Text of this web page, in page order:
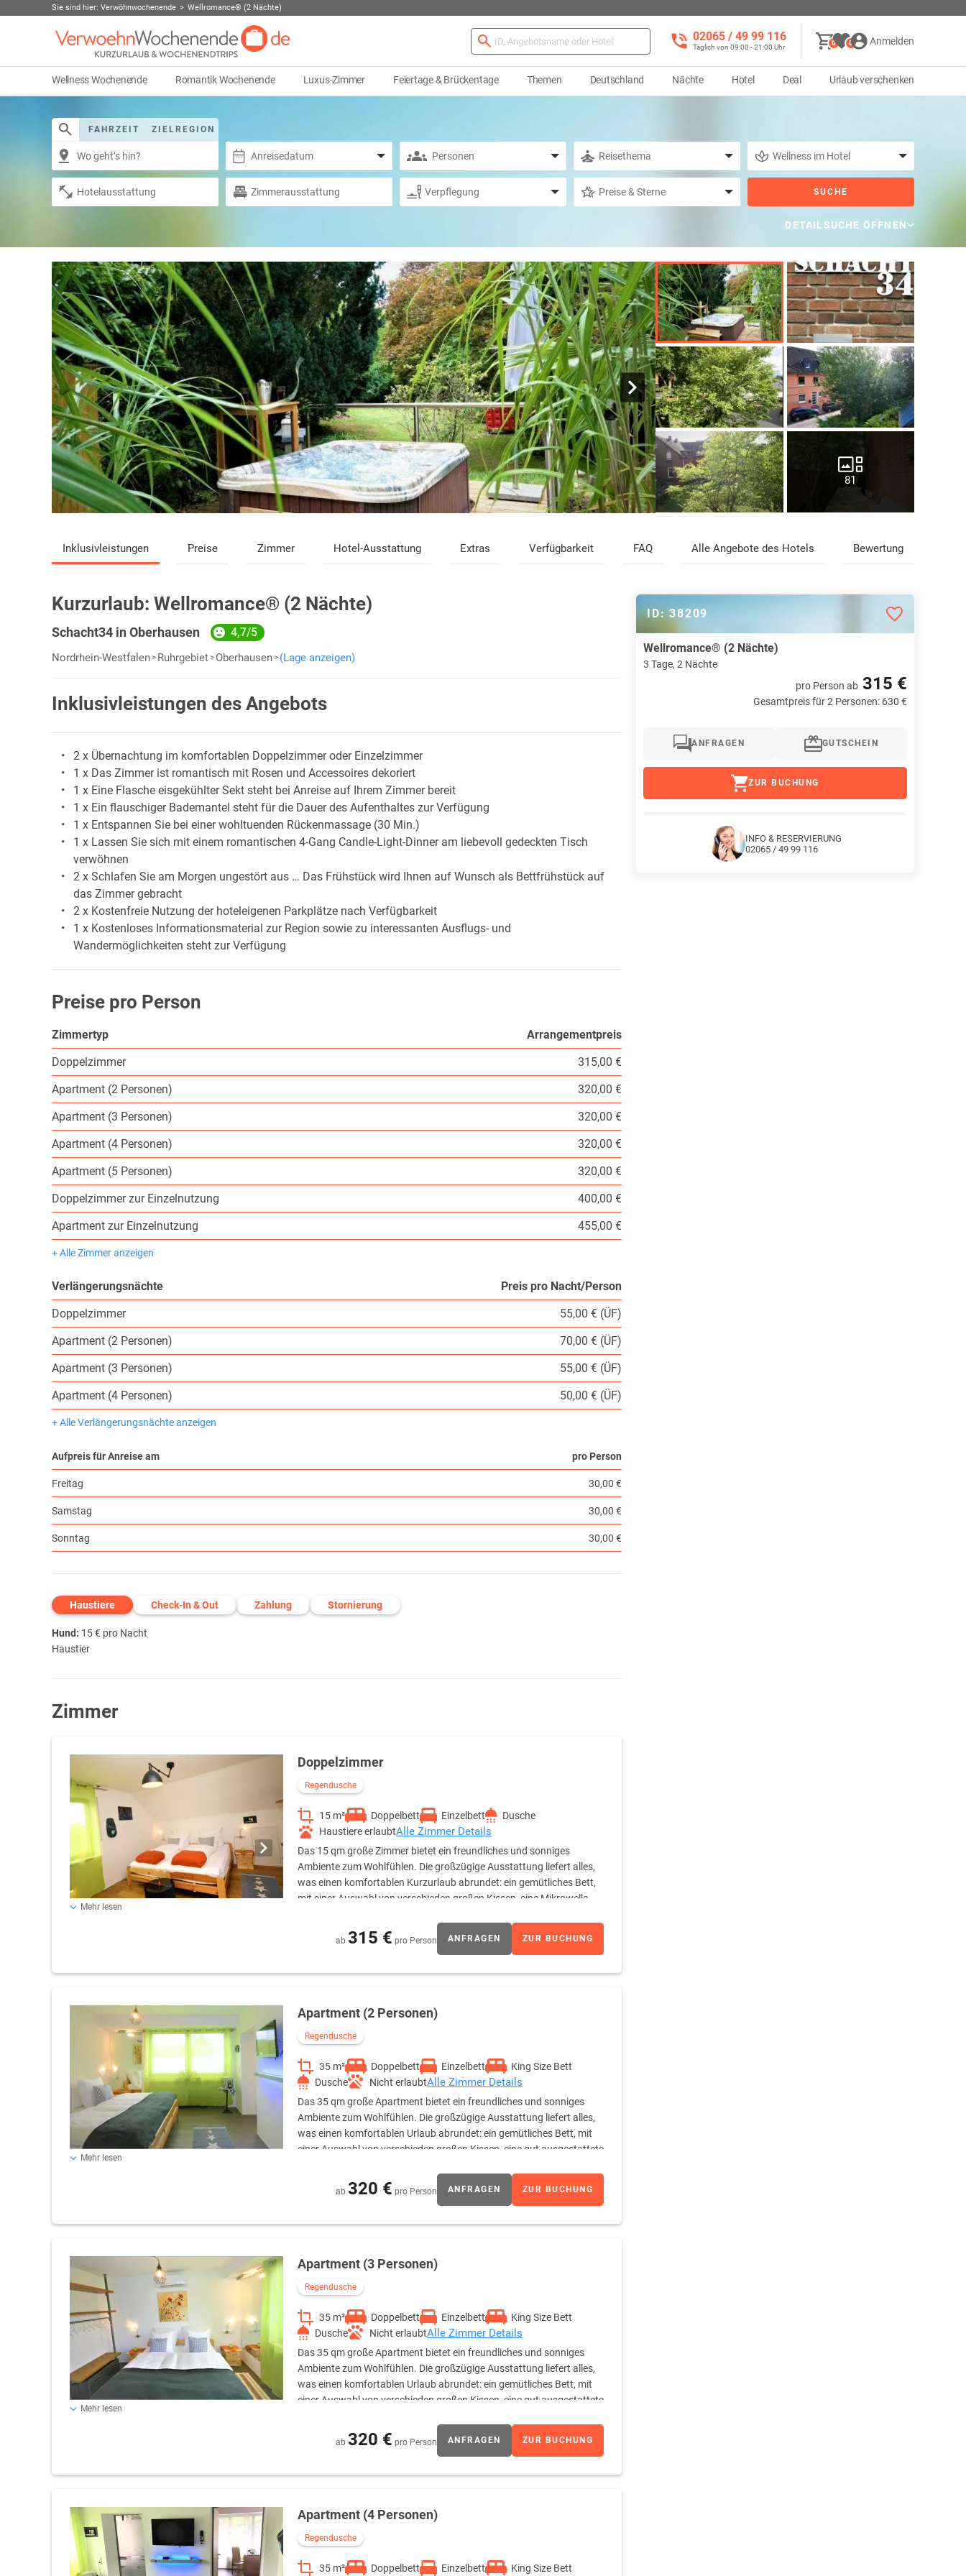
Sie sind hier: Verwöhnwochenende Wellromance® (2 Nächte)
02065 / 49 ‌99 116
Täglich von 09:00 - 21:00 Uhr
0 0 Anmelden
Wellness Wochenende Romantik Wochenende Luxus-Zimmer Feiertage & Brückentage Themen Deutschland Nächte Hotel Deal Urlaub verschenken
FAHRZEIT ZIELREGION
SUCHE
DETAILSUCHE ÖFFNEN
81
Inklusivleistungen Preise Zimmer Hotel-Ausstattung Extras Verfügbarkeit FAQ Alle Angebote des Hotels Bewertung
Kurzurlaub: Wellromance® (2 Nächte)
Schacht34 in Oberhausen 4,7/5
Nordrhein-Westfalen Ruhrgebiet Oberhausen (Lage anzeigen)
Inklusivleistungen des Angebots
2 x Übernachtung im komfortablen Doppelzimmer oder Einzelzimmer
1 x Das Zimmer ist romantisch mit Rosen und Accessoires dekoriert
1 x Eine Flasche eisgekühlter Sekt steht bei Anreise auf Ihrem Zimmer bereit
1 x Ein flauschiger Bademantel steht für die Dauer des Aufenthaltes zur Verfügung
1 x Entspannen Sie bei einer wohltuenden Rückenmassage (30 Min.)
1 x Lassen Sie sich mit einem romantischen 4-Gang Candle-Light-Dinner am liebevoll gedeckten Tisch
verwöhnen
2 x Schlafen Sie am Morgen ungestört aus … Das Frühstück wird Ihnen auf Wunsch als Bettfrühstück auf
das Zimmer gebracht
2 x Kostenfreie Nutzung der hoteleigenen Parkplätze nach Verfügbarkeit
1 x Kostenloses Informationsmaterial zur Region sowie zu interessanten Ausflugs- und
Wandermöglichkeiten steht zur Verfügung
Preise pro Person
Zimmertyp
Arrangementpreis
Doppelzimmer
315,00 €
Apartment (2 Personen)
320,00 €
Apartment (3 Personen)
320,00 €
Apartment (4 Personen)
320,00 €
Apartment (5 Personen)
320,00 €
Doppelzimmer zur Einzelnutzung
400,00 €
Apartment zur Einzelnutzung
455,00 €
+ Alle Zimmer anzeigen
Verlängerungsnächte
Preis pro Nacht/Person
Doppelzimmer
55,00 € (ÜF)
Apartment (2 Personen)
70,00 € (ÜF)
Apartment (3 Personen)
55,00 € (ÜF)
Apartment (4 Personen)
50,00 € (ÜF)
+ Alle Verlängerungsnächte anzeigen
Aufpreis für Anreise am pro Person
Freitag 30,00 €
Samstag 30,00 €
Sonntag 30,00 €
Haustiere Check-In & Out Zahlung Stornierung
Hund: 15 € pro Nacht
Haustier
Zimmer
Doppelzimmer
Regendusche
15 m² Doppelbett Einzelbett
Dusche
Haustiere erlaubtAlle Zimmer Details
Das 15 qm große Zimmer bietet ein freundliches und sonniges
Ambiente zum Wohlfühlen. Die großzügige Ausstattung liefert alles,
was einen komfortablen Kurzurlaub abrundet: ein gemütliches Bett,
mit einer Auswahl von verschieden großen Kissen, eine Mikrowelle,
Mehr lesen
ab 315 € pro Person ANFRAGEN ZUR BUCHUNG
Apartment (2 Personen)
Regendusche
35 m² Doppelbett Einzelbett
King Size Bett
Dusche
Nicht erlaubtAlle Zimmer Details
Das 35 qm große Apartment bietet ein freundliches und sonniges
Ambiente zum Wohlfühlen. Die großzügige Ausstattung liefert alles,
was einen komfortablen Urlaub abrundet: ein gemütliches Bett, mit
einer Auswahl von verschieden großen Kissen, eine gut ausgestattete
ein geräumiges Badezimmer, ausgestattet mit Handtüchern, Seifen und weiteren Hygieneartikeln. Im Wohnraum befindet
sich ein großes Ecksofa mit der Möglichkeit es für zwei Personen zu einem Schlafsofa umzufunktionieren.
Mehr lesen
ab 320 € pro Person ANFRAGEN ZUR BUCHUNG
Apartment (3 Personen)
Regendusche
35 m² Doppelbett Einzelbett
King Size Bett
Dusche
Nicht erlaubtAlle Zimmer Details
Das 35 qm große Apartment bietet ein freundliches und sonniges
Ambiente zum Wohlfühlen. Die großzügige Ausstattung liefert alles,
was einen komfortablen Urlaub abrundet: ein gemütliches Bett, mit
einer Auswahl von verschieden großen Kissen, eine gut ausgestattete
ein geräumiges Badezimmer, ausgestattet mit Handtüchern, Seifen und weiteren Hygieneartikeln. Im Wohnraum befindet
sich ein großes Ecksofa mit der Möglichkeit es für zwei Personen zu einem Schlafsofa umzufunktionieren.
Mehr lesen
ab 320 € pro Person ANFRAGEN ZUR BUCHUNG
Apartment (4 Personen)
Regendusche
35 m² Doppelbett Einzelbett King Size Bett
ID: 38209
Wellromance® (2 Nächte)
3 Tage, 2 Nächte
pro Person ab 315 €
Gesamtpreis für 2 Personen: 630 €
ANFRAGEN GUTSCHEIN
ZUR BUCHUNG
INFO & RESERVIERUNG
02065 / 49 99 116